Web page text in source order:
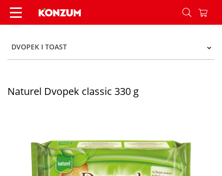
Naturel dvopek classic 330 grama - Konzum
DVOPEK I TOAST
Naturel Dvopek classic 330 g